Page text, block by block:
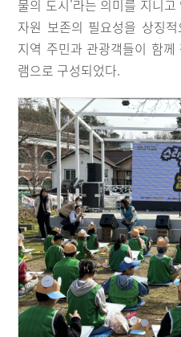
물의 도시'라는 의미를 지니
자원 보존의 필요성을 상징
지역 주민과 관광객들이 함
램으로 구성되었다.